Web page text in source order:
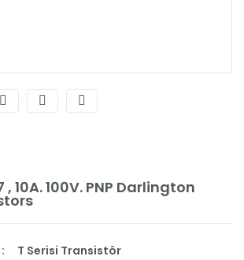
, 10A. 100V. PNP Darlington
T Serisi Transistör